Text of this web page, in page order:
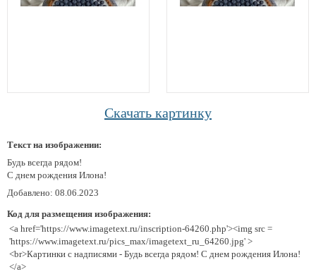
Скачать картинку
Текст на изображении:
Будь всегда рядом!
С днем рождения Илона!
Добавлено: 08.06.2023
Код для размещения изображения:
<a href='https://www.imagetext.ru/inscription-64260.php'><img src =
'https://www.imagetext.ru/pics_max/imagetext_ru_64260.jpg' >
<br>Картинки с надписями - Будь всегда рядом! С днем рождения Илона!
</a>